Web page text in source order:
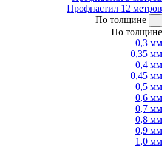
Профнастил 12 метров
По толщине
По толщине
0,3 мм
0,35 мм
0,4 мм
0,45 мм
0,5 мм
0,6 мм
0,7 мм
0,8 мм
0,9 мм
1,0 мм